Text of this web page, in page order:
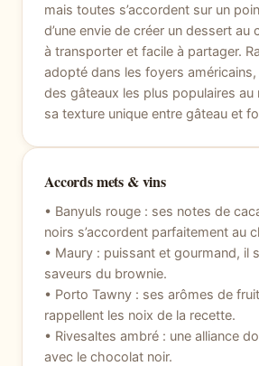
mais toutes s’accordent sur un
d’une envie de créer un dessert
à transporter et facile à partager.
adopté dans les foyers américains,
des gâteaux les plus populaires au
sa texture unique entre gâteau et
Accords mets & vins
• Banyuls rouge : ses notes de
noirs s’accordent parfaitement au
• Maury : puissant et gourmand, il
saveurs du brownie.
• Porto Tawny : ses arômes de
rappellent les noix de la recette.
• Rivesaltes ambré : une alliance
avec le chocolat noir.